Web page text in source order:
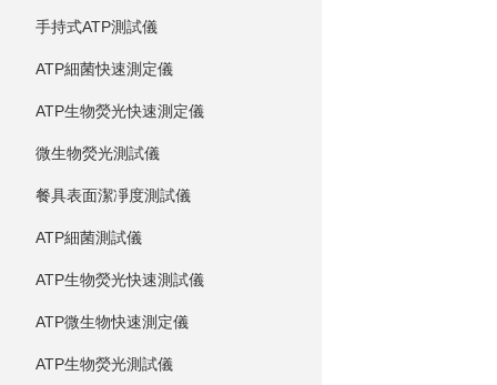
手持式ATP測試儀
ATP細菌快速測定儀
ATP生物熒光快速測定儀
微生物熒光測試儀
餐具表面潔凈度測試儀
ATP細菌測試儀
ATP生物熒光快速測試儀
ATP微生物快速測定儀
ATP生物熒光測試儀